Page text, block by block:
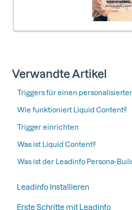
Verwandte Artikel
Triggers für einen
Wie funktioniert Liquid Content?
Trigger einrichten
Was ist Liquid Content?
Was ist der Leadinfo Persona-
Leadinfo Installieren
Anfangen mit Leadinfo
Erste Schritte mit Leadinfo